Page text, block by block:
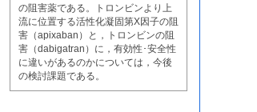
の阻害薬である。トロンビンより上
流に位置する活性化凝固第X因子の阻
害（apixaban）と，トロンビンの阻
害（dabigatran）に，有効性･安全性
に違いがあるのかについては，今後
の検討課題である。